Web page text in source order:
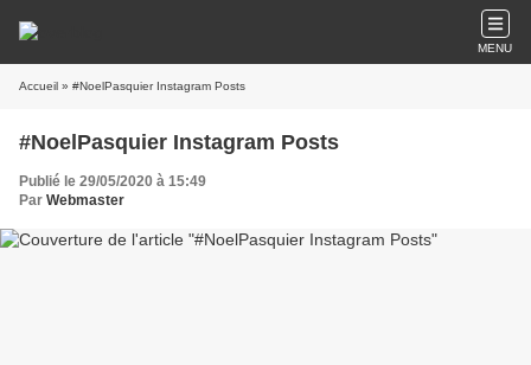
MENU
Accueil » #NoelPasquier Instagram Posts
#NoelPasquier Instagram Posts
Publié le 29/05/2020 à 15:49
Par Webmaster